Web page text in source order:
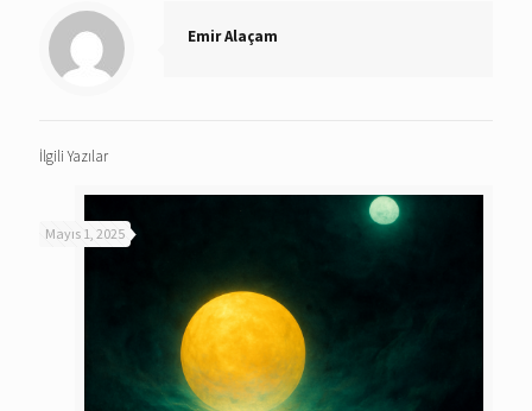
Emir Alaçam
İlgili Yazılar
Mayıs 1, 2025